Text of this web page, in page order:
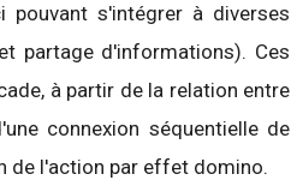
pouvant s'intégrer à diverses
partage d'informations). Ces
à partir de la relation entre
connexion séquentielle de
de l'action par effet domino.